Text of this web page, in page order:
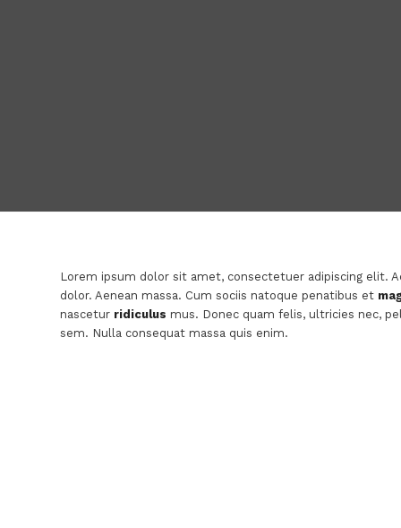
Lorem ipsum dolor sit amet, consectetuer adipiscing elit.
dolor. Aenean massa. Cum sociis natoque penatibus et
nascetur ridiculus mus. Donec quam felis, ultricies nec,
sem. Nulla consequat massa quis enim.